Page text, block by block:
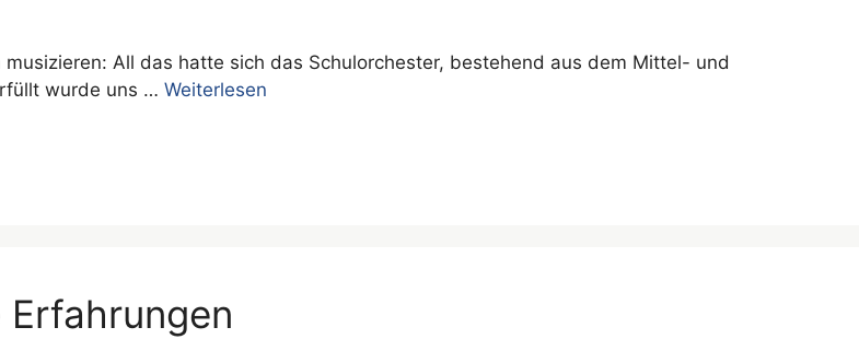
All das hatte sich das Schulorchester, bestehend aus dem Mittel- und
wurde uns … Weiterlesen